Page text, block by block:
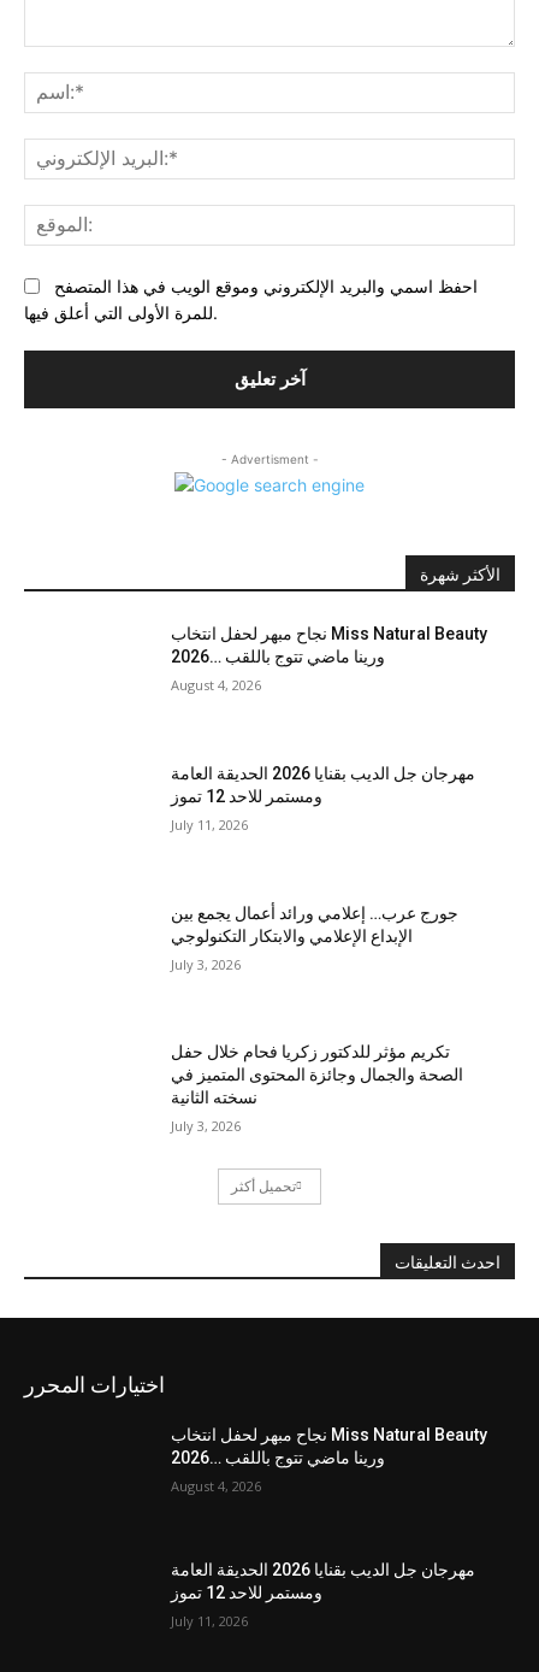
احفظ اسمي والبريد الإلكتروني وموقع الويب في هذا المتصفح
للمرة الأولى التي أعلق فيها.
- Advertisment -
الأكثر شهرة
نجاح مبهر لحفل انتخاب Miss Natural Beauty
2026… ورينا ماضي تتوج باللقب
August 4, 2026
مهرجان جل الديب بقنايا 2026 الحديقة العامة
ومستمر للاحد 12 تموز
July 11, 2026
جورج عرب… إعلامي ورائد أعمال يجمع بين
الإبداع الإعلامي والابتكار التكنولوجي
July 3, 2026
تكريم مؤثر للدكتور زكريا فحام خلال حفل
الصحة والجمال وجائزة المحتوى المتميز في
نسخته الثانية
July 3, 2026
تحميل أكثر
احدث التعليقات
اختيارات المحرر
نجاح مبهر لحفل انتخاب Miss Natural Beauty
2026… ورينا ماضي تتوج باللقب
August 4, 2026
مهرجان جل الديب بقنايا 2026 الحديقة العامة
ومستمر للاحد 12 تموز
July 11, 2026